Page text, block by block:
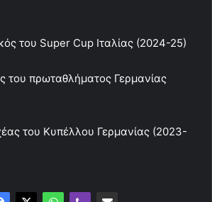
του Super Cup Ιταλίας (2024-25)
του πρωταθλήματος Γερμανίας
του Κυπέλλου Γερμανίας (2023-